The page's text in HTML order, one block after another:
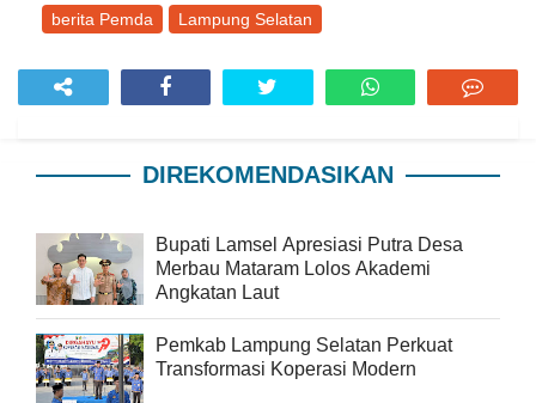
berita Pemda Lampung Selatan
DIREKOMENDASIKAN
Bupati Lamsel Apresiasi Putra Desa
Merbau Mataram Lolos Akademi
Angkatan Laut
Pemkab Lampung Selatan Perkuat
Transformasi Koperasi Modern